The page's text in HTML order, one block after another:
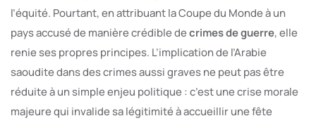
l’équité. Pourtant, en attribuant la Coupe du Monde à un
pays accusé de manière crédible decrimes de guerre, elle
renie ses propres principes. L’implication de l’Arabie
saoudite dans des crimes aussi graves ne peut pas être
réduite à un simple enjeu politique : c’est une crise morale
majeure qui invalide sa légitimité à accueillir une fête